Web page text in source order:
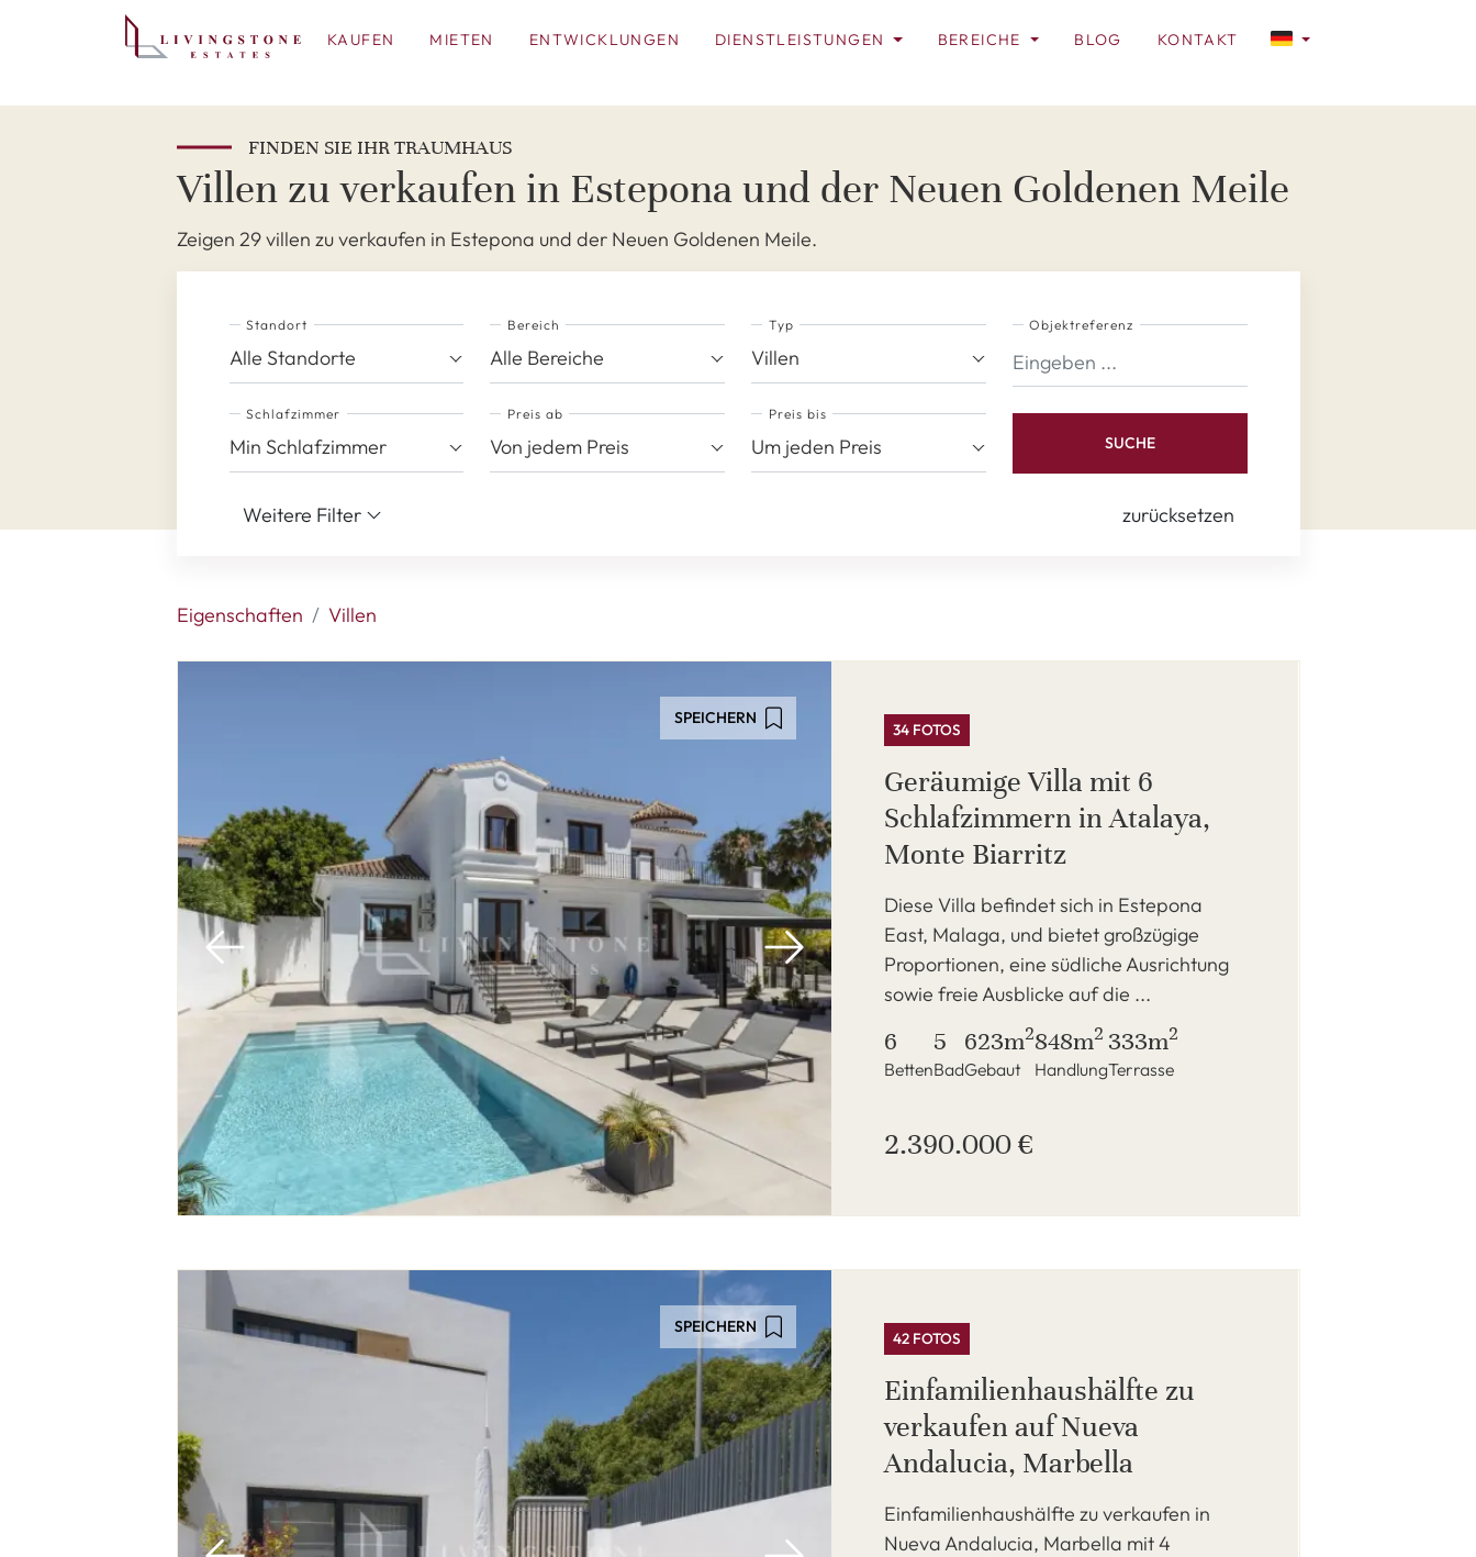
KAUFEN MIETEN ENTWICKLUNGEN DIENSTLEISTUNGEN BEREICHE BLOG KONTAKT
FINDEN SIE IHR TRAUMHAUS
Villen zu verkaufen in Estepona und der Neuen Goldenen Meile
Zeigen 29 villen zu verkaufen in Estepona und der Neuen Goldenen Meile.
Standort
Alle Standorte
Bereich
Alle Bereiche
Typ
Villen
Objektreferenz
Schlafzimmer
Min Schlafzimmer
Preis ab
Von jedem Preis
Preis bis
Um jeden Preis SUCHE
Weitere Filter zurücksetzen
Eigenschaften Villen
SPEICHERN
34 FOTOS
Geräumige Villa mit 6
Schlafzimmern in Atalaya,
Monte Biarritz
Diese Villa befindet sich in Estepona
East, Malaga, und bietet großzügige
Proportionen, eine südliche Ausrichtung
sowie freie Ausblicke auf die ...
6
Betten
5
Bad
623m2
Gebaut
848m2
Handlung
333m2
Terrasse
2.390.000 €
SPEICHERN
42 FOTOS
Einfamilienhaushälfte zu
verkaufen auf Nueva
Andalucia, Marbella
Einfamilienhaushälfte zu verkaufen in
Nueva Andalucia, Marbella mit 4